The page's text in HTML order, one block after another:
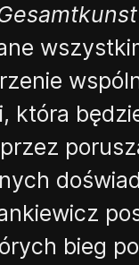
która
bieg